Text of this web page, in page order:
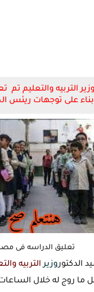
التربيه والتعليم تم
على توجهات ريئس
تعليق الدراسه فى
الدكتوروزيرالتربيه
ما روج له خلال